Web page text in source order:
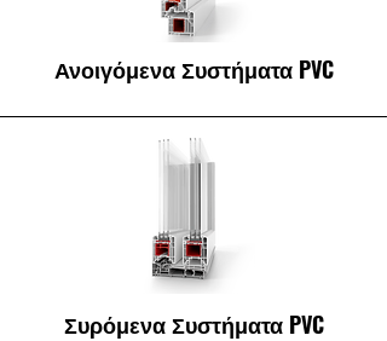
Ανοιγόμενα Συστήματα PVC
Συρόμενα Συστήματα PVC